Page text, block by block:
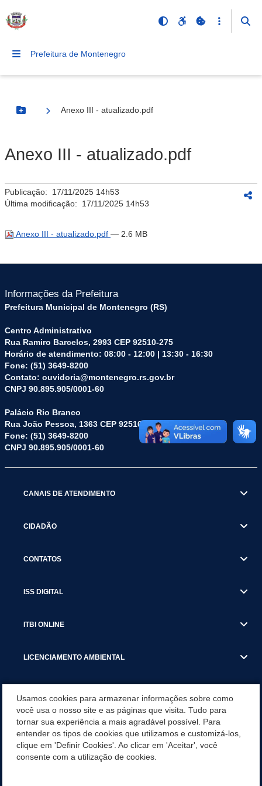
Prefeitura de Montenegro
Botão Menu
Anexo III - atualizado.pdf
Anexo III - atualizado.pdf
Publicação: 17/11/2025 14h53
Última modificação: 17/11/2025 14h53
Anexo III - atualizado.pdf — 2.6 MB
Informações da Prefeitura
Prefeitura Municipal de Montenegro (RS)
Centro Administrativo
Rua Ramiro Barcelos, 2993 CEP 92510-275
Horário de atendimento: 08:00 - 12:00 | 13:30 - 16:30
Fone: (51) 3649-8200
Contato: ouvidoria@montenegro.rs.gov.br
CNPJ 90.895.905/0001-60
Palácio Rio Branco
Rua João Pessoa, 1363 CEP 92510-045
Fone: (51) 3649-8200
CNPJ 90.895.905/0001-60
CANAIS DE ATENDIMENTO
CIDADÃO
CONTATOS
ISS DIGITAL
ITBI ONLINE
LICENCIAMENTO AMBIENTAL
SERVIÇOS
SERVIÇOS DO DEPARTAMENTO DE RECEITA MUNICIPAL
Usamos cookies para armazenar informações sobre como
você usa o nosso site e as páginas que visita. Tudo para
tornar sua experiência a mais agradável possível. Para
entender os tipos de cookies que utilizamos e customizá-los,
clique em 'Definir Cookies'. Ao clicar em 'Aceitar', você
consente com a utilização de cookies.